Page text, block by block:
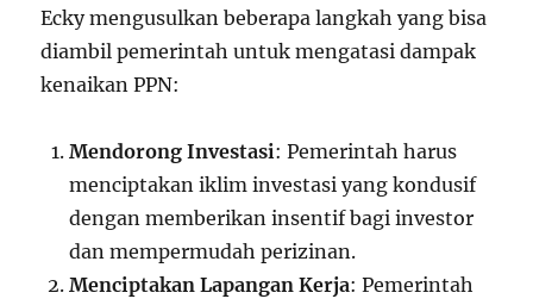
Ecky mengusulkan beberapa langkah yang bisa
diambil pemerintah untuk mengatasi dampak
kenaikan PPN:
Mendorong Investasi: Pemerintah harus
menciptakan iklim investasi yang kondusif
dengan memberikan insentif bagi investor
dan mempermudah perizinan.
Menciptakan Lapangan Kerja: Pemerintah